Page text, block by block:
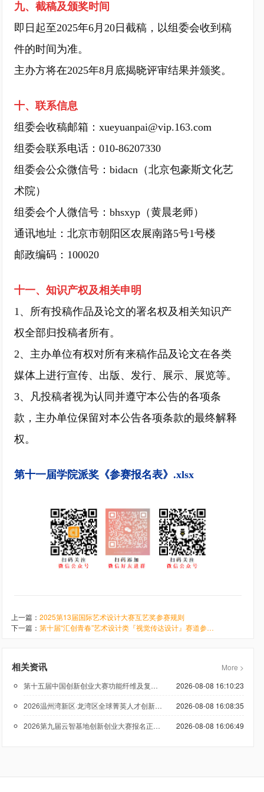
九、截稿及颁奖时间
即日起至2025年6月20日截稿，以组委会收到稿
件的时间为准。
主办方将在2025年8月底揭晓评审结果并颁奖。
十、联系信息
组委会收稿邮箱：xueyuanpai@vip.163.com
组委会联系电话：010-86207330
组委会公众微信号：bidacn（北京包豪斯文化艺
术院）
组委会个人微信号：bhsxyp（黄晨老师）
通讯地址：北京市朝阳区农展南路5号1号楼
邮政编码：100020
十一、知识产权及相关申明
1、所有投稿作品及论文的署名权及相关知识产
权全部归投稿者所有。
2、主办单位有权对所有来稿作品及论文在各类
媒体上进行宣传、出版、发行、展示、展览等。
3、凡投稿者视为认同并遵守本公告的各项条
款，主办单位保留对本公告各项条款的最终解释
权。
第十一届学院派奖《参赛报名表》.xlsx
上一篇： 2025第13届国际艺术设计大赛互艺奖参赛规则
下一篇：
第十届“汇创青春”艺术设计类『视觉传达设计』赛道参赛细则
相关资讯
More >
第十五届中国创新创业大赛功能纤维及复合材料专业赛报名火热进行中
2026-08-08 16:10:23
2026温州湾新区·龙湾区全球菁英人才创新创业大赛报名启动
2026-08-08 16:08:35
2026第九届云智基地创新创业大赛报名正式启动！欢迎优质项目报名
2026-08-08 16:06:49